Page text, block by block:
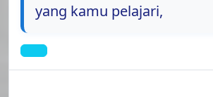
yang kamu pelajari,